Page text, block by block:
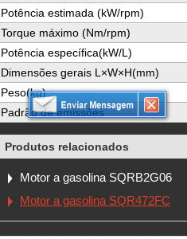
Potência estimada (kW/rpm)
Torque máximo (Nm/rpm)
Potência específica(kW/L)
Dimensões gerais L×W×H(mm)
Peso(kg)
Padrão de emissões
Produtos relacionados
Motor a gasolina SQRB2G06
Motor a gasolina SQR472FC